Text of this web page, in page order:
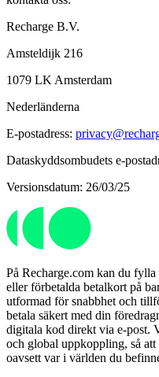
Recharge B.V.
Amsteldijk 216
1079 LK Amsterdam
Nederländerna
E-postadress:
Dataskyddsombudets e-
Versionsdatum: 26/03/25
På Recharge.com kan du
eller förbetalda betalkort på
utformad för snabbhet och
betala säkert med din
digitala kod direkt via e-post.
och global uppkoppling, så
oavsett var i världen du